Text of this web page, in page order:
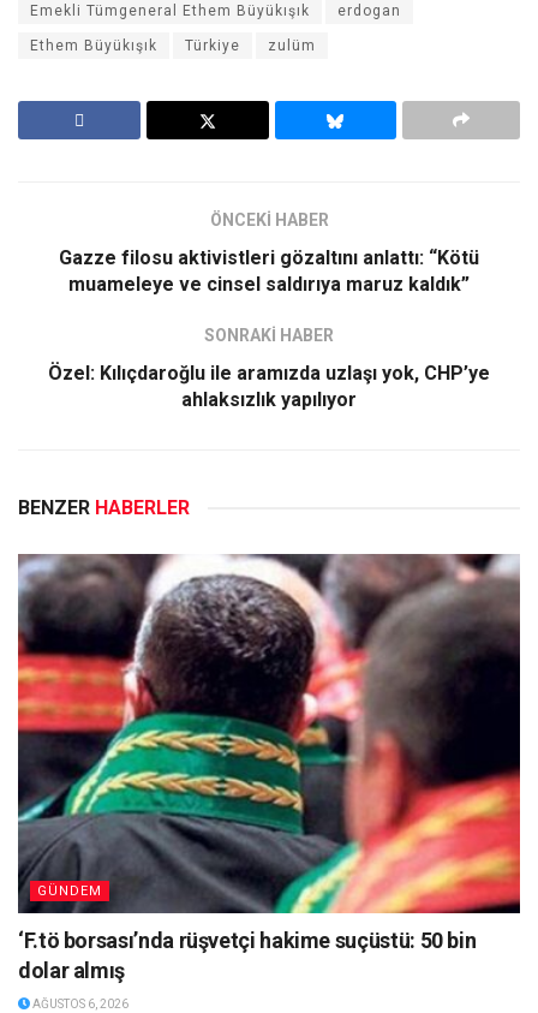
Emekli Tümgeneral Ethem Büyükışık erdogan
Ethem Büyükışık Türkiye zulüm
ÖNCEKİ HABER
Gazze filosu aktivistleri gözaltını anlattı: “Kötü
muameleye ve cinsel saldırıya maruz kaldık”
SONRAKİ HABER
Özel: Kılıçdaroğlu ile aramızda uzlaşı yok, CHP’ye
ahlaksızlık yapılıyor
BENZER HABERLER
GÜNDEM
‘F.tö borsası’nda rüşvetçi hakime suçüstü: 50 bin
dolar almış
AĞUSTOS 6, 2026